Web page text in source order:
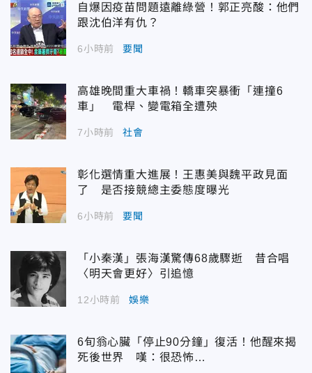
自爆因疫苗問題遠離綠營！郭正亮酸：他們
跟沈伯洋有仇？
6小時前 要聞
高雄晚間重大車禍！轎車突暴衝「連撞6
車」 電桿、變電箱全遭殃
7小時前 社會
彰化選情重大進展！王惠美與魏平政見面
了 是否接競總主委態度曝光
6小時前 要聞
「小秦漢」張海漢驚傳68歲驟逝 昔合唱
〈明天會更好〉引追憶
12小時前 娛樂
6旬翁心臟「停止90分鐘」復活！他醒來揭
死後世界 嘆：很恐怖…